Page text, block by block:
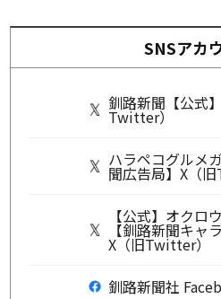
SNSアカ
釧路新聞【公式
Twitter）
ハラペコグルメ
聞広告局】X（
【公式】オクロ
【釧路新聞キャ
X（旧Twitter）
釧路新聞社